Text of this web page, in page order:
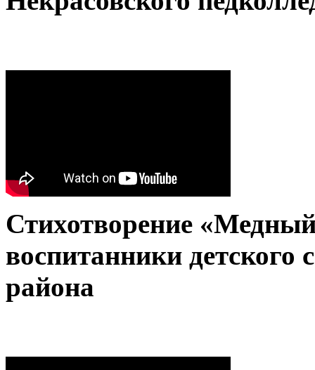
Стихотворение
воспитанники детского
района